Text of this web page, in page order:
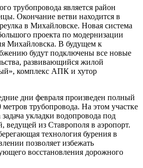
трубопровода является район
Окончание ветви находится в
в Михайловске. Новая система
проекта по модернизации
Михайловска. В будущем к
будут подключены все новые
развивающийся жилой
комплекс АПК и хутор
дни февраля произведен полный
трубопровода. На этом участке
укладки водопровода под
ведущей из Ставрополя в аэропорт.
технология бурения в
позволяет избежать
восстановления дорожного